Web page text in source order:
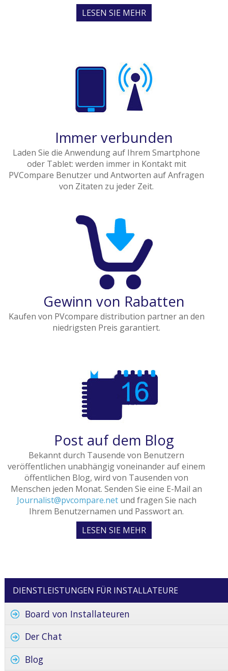
LESEN SIE MEHR
Immer verbunden
Laden Sie die Anwendung auf Ihrem Smartphone
oder Tablet: werden immer in Kontakt mit
PVCompare Benutzer und Antworten auf Anfragen
von Zitaten zu jeder Zeit.
Gewinn von Rabatten
Kaufen von PVcompare distribution partner an den
niedrigsten Preis garantiert.
Post auf dem Blog
Bekannt durch Tausende von Benutzern
veröffentlichen unabhängig voneinander auf einem
öffentlichen Blog, wird von Tausenden von
Menschen jeden Monat. Senden Sie eine E-Mail an
Journalist@pvcompare.netund fragen Sie nach
Ihrem Benutzernamen und Passwort an.
LESEN SIE MEHR
DIENSTLEISTUNGEN FÜR INSTALLATEURE
Board von Installateuren
Der Chat
Blog